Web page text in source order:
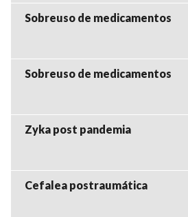
Sobreuso de medicamentos
Sobreuso de medicamentos
Zyka post pandemia
Cefalea postraumática